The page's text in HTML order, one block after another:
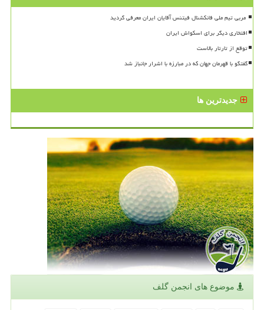
افتخاری دیگر برای اسکواش ایران
توقع از تارتار بالاست
گفتگو با قهرمان جهان که در مبارزه با اشرار جانباز شد
جدیدترین ها
موضوع های انجمن گلف